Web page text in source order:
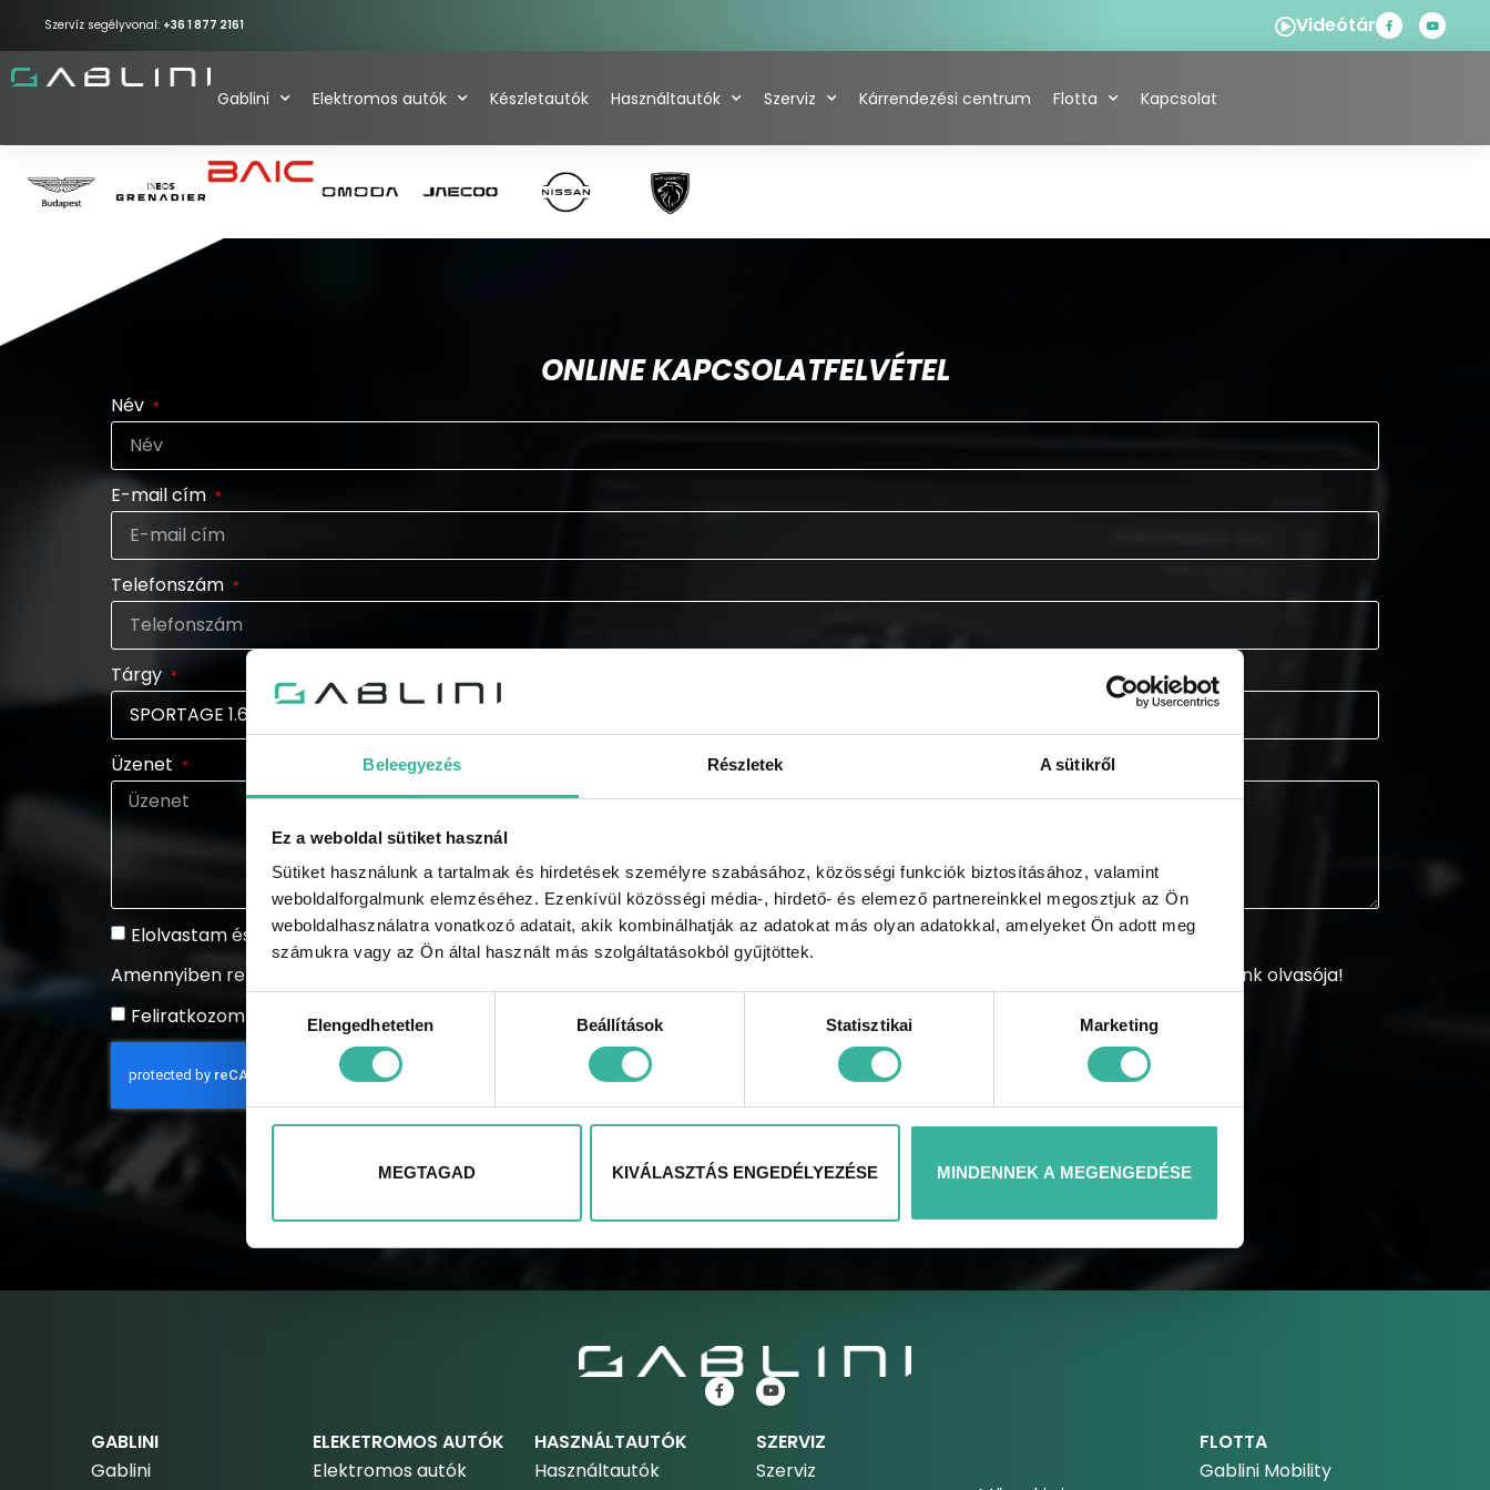
Beleegyezés Részletek A sütikről
Ez a weboldal sütiket használ
Sütiket használunk a tartalmak és hirdetések személyre szabásához, közösségi funkciók biztosításához, valamint
weboldalforgalmunk elemzéséhez. Ezenkívül közösségi média-, hirdető- és elemező partnereinkkel megosztjuk az Ön
weboldalhasználatra vonatkozó adatait, akik kombinálhatják az adatokat más olyan adatokkal, amelyeket Ön adott meg
számukra vagy az Ön által használt más szolgáltatásokból gyűjtöttek.
kiválasztásaElengedhetetlen Beállítások Statisztikai Marketing
MEGTAGAD KIVÁLASZTÁS ENGEDÉLYEZÉSE MINDENNEK A MEGENGEDÉSE
Szervíz segélyvonal: +36 1 877 2161 Videótár
Gablini Elektromos autók Készletautók Használtautók Szerviz Kárrendezési centrum Flotta Kapcsolat
ONLINE KAPCSOLATFELVÉTEL
Név
E-mail cím
Telefonszám
Tárgy
Üzenet
Elolvastam és elfogadom az adatkezelési tájékoztatót.
Amennyiben rendszeresen tájékoztatást szeretne kapni a GABLINI akcióiról, újdonságairól, híreiről, regisztráljon és legyen hírlevelünk olvasója!
Feliratkozom a hírlevélre
GABLINI
Gablini
ELEKETROMOS AUTÓK
Elektromos autók
HASZNÁLTAUTÓK
Használtautók
SZERVIZ
Szerviz
FLOTTA
Gablini Mobility